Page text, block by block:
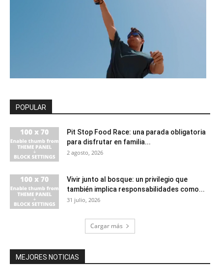
POPULAR
Pit Stop Food Race: una parada obligatoria
para disfrutar en familia...
2 agosto, 2026
Vivir junto al bosque: un privilegio que
también implica responsabilidades como...
31 julio, 2026
Cargar más
MEJORES NOTICIAS